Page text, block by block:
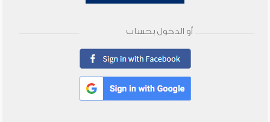
أو الدخول بحساب